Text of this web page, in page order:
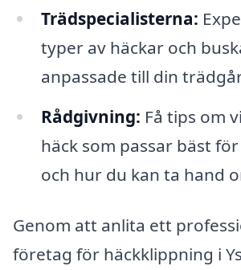
Trädspecialisterna:
typer av häckar och
anpassade till din
Rådgivning: Få tips om
häck som passar bäst
och hur du kan ta hand
Genom att anlita ett
företag för häckklippning i